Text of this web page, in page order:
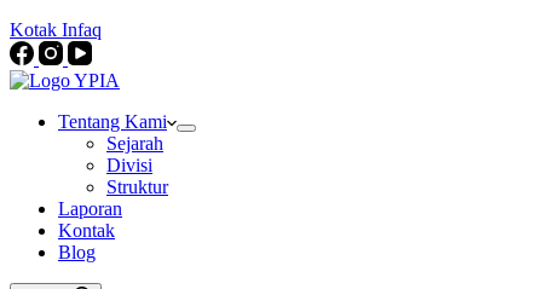
Kotak Infaq
Tentang Kami
Sejarah
Divisi
Struktur
Laporan
Kontak
Blog